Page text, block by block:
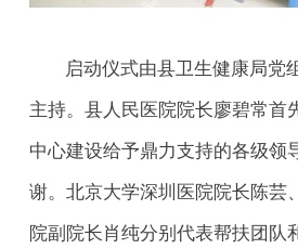
启动仪式由县卫生健康局党
主持。县人民医院院长廖碧常首
中心建设给予鼎力支持的各级领
谢。北京大学深圳医院院长陈芸
院副院长肖纯分别代表帮扶团队